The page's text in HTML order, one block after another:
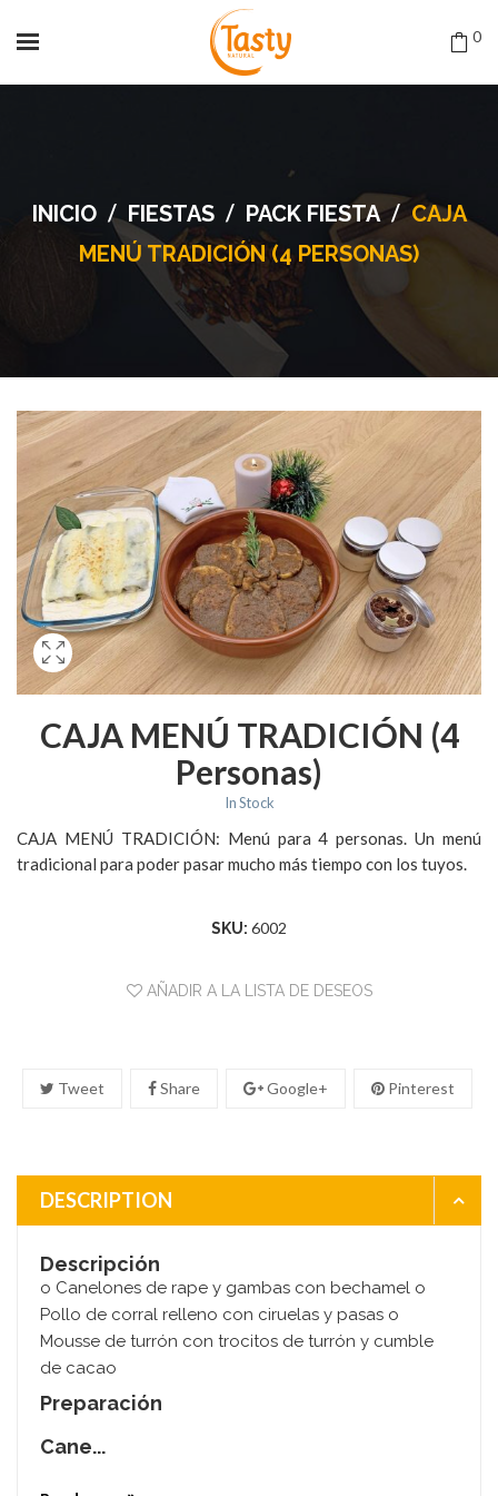
0
INICIO / FIESTAS / PACK FIESTA / CAJA
MENÚ TRADICIÓN (4 PERSONAS)
CAJA MENÚ TRADICIÓN (4
Personas)
In Stock
CAJA MENÚ TRADICIÓN: Menú para 4 personas. Un menú
tradicional para poder pasar mucho más tiempo con los tuyos.
SKU: 6002
AÑADIR A LA LISTA DE DESEOS
Tweet Share Google+ Pinterest
DESCRIPTION
Descripción
o Canelones de rape y gambas con bechamel o
Pollo de corral relleno con ciruelas y pasas o
Mousse de turrón con trocitos de turrón y cumble
de cacao
Preparación
Cane...